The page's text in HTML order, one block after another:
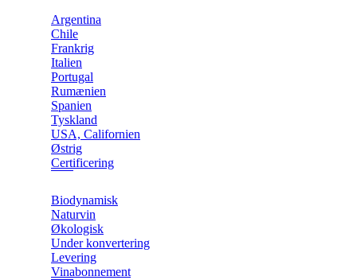
Argentina
Chile
Frankrig
Italien
Portugal
Rumænien
Spanien
Tyskland
USA, Californien
Østrig
Certificering
Biodynamisk
Naturvin
Økologisk
Under konvertering
Levering
Vinabonnement